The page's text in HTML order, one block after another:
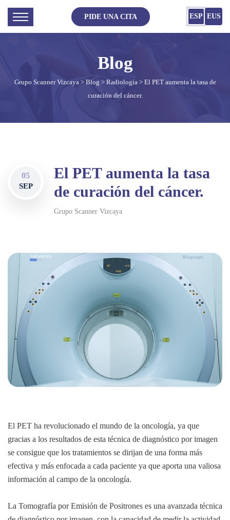
PIDE UNA CITA ESP EUS
Grupo Scanner Vizcaya> Blog > Radiología> El PET aumenta la tasa de
curación del cáncer.
05
SEP
El PET aumenta la tasa
de curación del cáncer.
Grupo Scanner Vizcaya
El PET ha revolucionado el mundo de la oncología, ya que
gracias a los resultados de esta técnica de diagnóstico por imagen
se consigue que los tratamientos se dirijan de una forma más
efectiva y más enfocada a cada paciente ya que aporta una valiosa
información al campo de la oncología.
La Tomografía por Emisión de Positrones es una avanzada técnica